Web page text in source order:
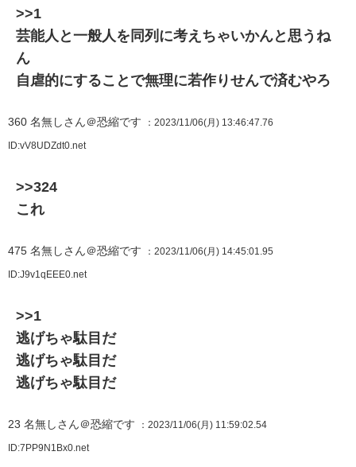
>>1
芸能人と一般人を同列に考えちゃいかんと思うね
ん
自虐的にすることで無理に若作りせんで済むやろ
360 名無しさん＠恐縮です ：2023/11/06(月) 13:46:47.76
ID:vV8UDZdt0.net
>>324
これ
475 名無しさん＠恐縮です ：2023/11/06(月) 14:45:01.95
ID:J9v1qEEE0.net
>>1
逃げちゃ駄目だ
逃げちゃ駄目だ
逃げちゃ駄目だ
23 名無しさん＠恐縮です ：2023/11/06(月) 11:59:02.54
ID:7PP9N1Bx0.net